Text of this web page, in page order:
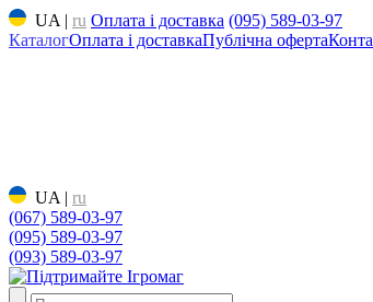
UA | ru Оплата і доставка (095) 589-03-97
КаталогОплата і доставкаПублічна оферта
UA | ru
(067) 589-03-97
(095) 589-03-97
(093) 589-03-97